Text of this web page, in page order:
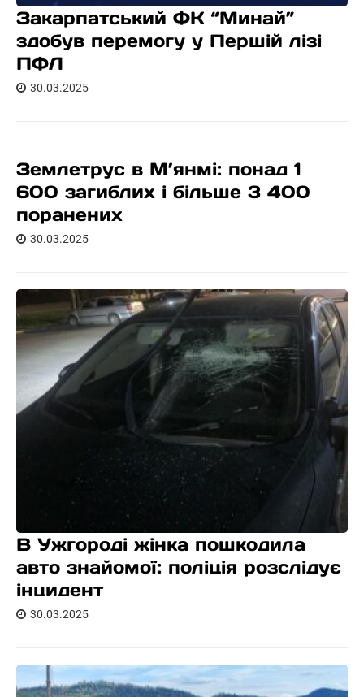
Закарпатський ФК “Минай”
здобув перемогу у Першій лізі
ПФЛ
30.03.2025
Землетрус в М’янмі: понад 1
600 загиблих і більше 3 400
поранених
30.03.2025
В Ужгороді жінка пошкодила
авто знайомої: поліція розслідує
інцидент
30.03.2025